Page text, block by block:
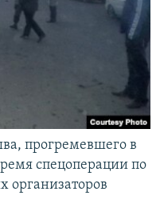
прогремевшего в
спецоперации по
организаторов